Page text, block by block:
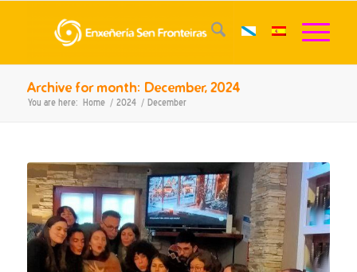
Archive for month: December, 2024
You are here: Home / 2024 / December